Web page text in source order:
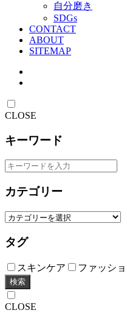
自分磨き
SDGs
CONTACT
ABOUT
SITEMAP
CLOSE
キーワード
カテゴリー
タグ
スキンケア ファッシ
検索
CLOSE